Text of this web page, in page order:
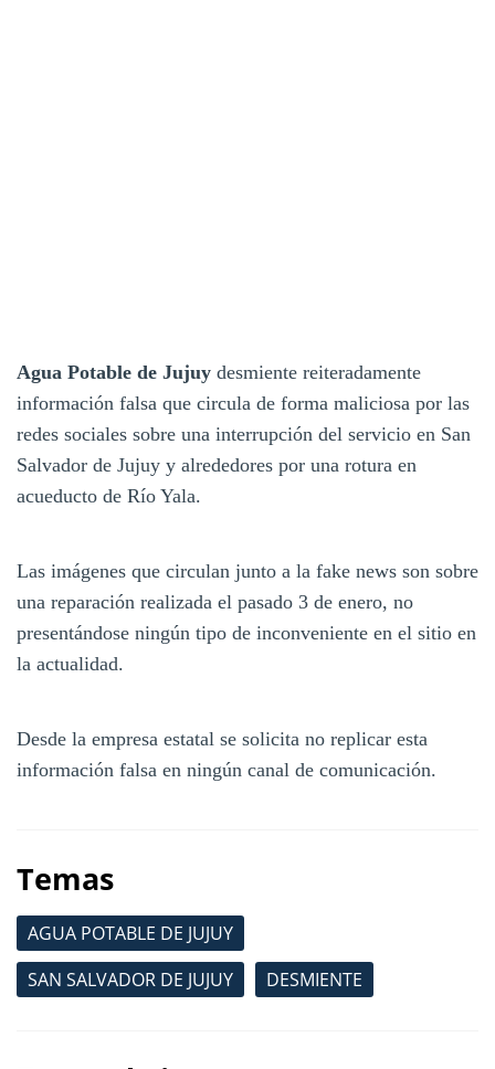
Agua Potable de Jujuy desmiente reiteradamente
información falsa que circula de forma maliciosa por las
redes sociales sobre una interrupción del servicio en San
Salvador de Jujuy y alrededores por una rotura en
acueducto de Río Yala.
Las imágenes que circulan junto a la fake news son sobre
una reparación realizada el pasado 3 de enero, no
presentándose ningún tipo de inconveniente en el sitio en
la actualidad.
Desde la empresa estatal se solicita no replicar esta
información falsa en ningún canal de comunicación.
Temas
AGUA POTABLE DE JUJUY
SAN SALVADOR DE JUJUY
DESMIENTE